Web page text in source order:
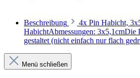
Beschreibung
4x Pin Habicht,
HabichtAbmessungen: 3x5,1cmDie
gestaltet (nicht einfach nur flach
Menü schließen